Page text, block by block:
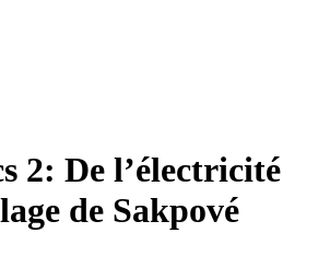
2: De l’électricité
de Sakpové